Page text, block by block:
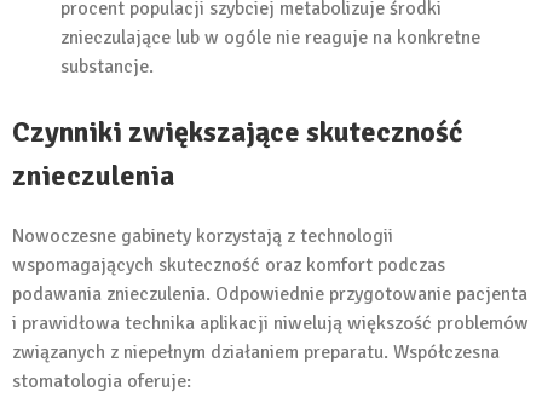
procent populacji szybciej metabolizuje środki
znieczulające lub w ogóle nie reaguje na konkretne
substancje.
Czynniki zwiększające skuteczność
znieczulenia
Nowoczesne gabinety korzystają z technologii
wspomagających skuteczność oraz komfort podczas
podawania znieczulenia. Odpowiednie przygotowanie pacjenta
i prawidłowa technika aplikacji niwelują większość problemów
związanych z niepełnym działaniem preparatu. Współczesna
stomatologia oferuje: